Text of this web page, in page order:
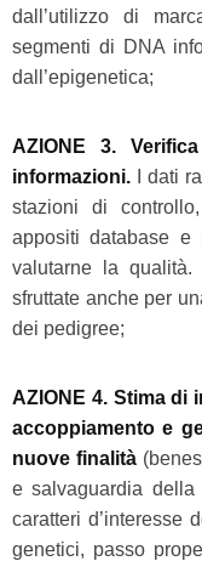
dall’utilizzo di
segmenti di DNA
dall’epigenetica;
AZIONE 3.
informazioni. I dati
stazioni di
appositi database e
valutarne la qualità.
sfruttate anche per
dei pedigree;
AZIONE 4. Stima di
accoppiamento e
nuove finalità
e salvaguardia della
caratteri d’interesse
genetici, passo